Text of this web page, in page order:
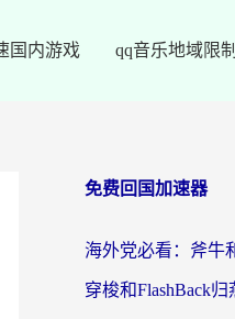
国内游戏 qq音乐地域限制
免费回国加速器